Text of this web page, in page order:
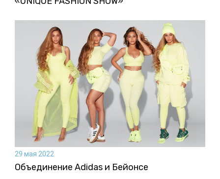
29 мая 2022
Объединение Adidas и Бейонсе